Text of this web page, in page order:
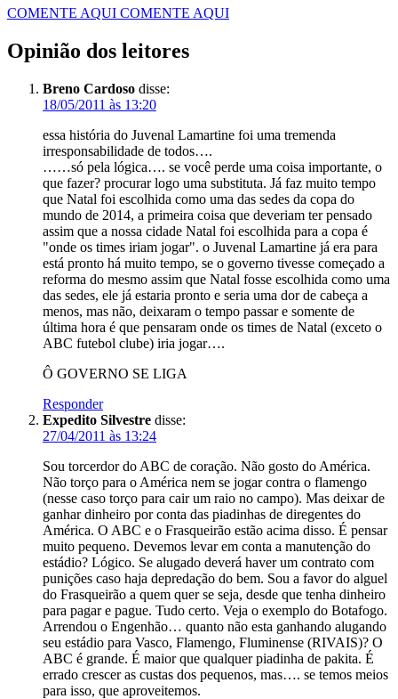
COMENTE AQUI COMENTE AQUI
Opinião dos leitores
Breno Cardoso disse:
18/05/2011 às 13:20
essa história do Juvenal Lamartine foi uma tremenda
irresponsabilidade de todos….
……só pela lógica…. se você perde uma coisa importante, o
que fazer? procurar logo uma substituta. Já faz muito tempo
que Natal foi escolhida como uma das sedes da copa do
mundo de 2014, a primeira coisa que deveriam ter pensado
assim que a nossa cidade Natal foi escolhida para a copa é
"onde os times iriam jogar". o Juvenal Lamartine já era para
está pronto há muito tempo, se o governo tivesse começado a
reforma do mesmo assim que Natal fosse escolhida como uma
das sedes, ele já estaria pronto e seria uma dor de cabeça a
menos, mas não, deixaram o tempo passar e somente de
última hora é que pensaram onde os times de Natal (exceto o
ABC futebol clube) iria jogar….
Ô GOVERNO SE LIGA
Responder
Expedito Silvestre disse:
27/04/2011 às 13:24
Sou torcerdor do ABC de coração. Não gosto do América.
Não torço para o América nem se jogar contra o flamengo
(nesse caso torço para cair um raio no campo). Mas deixar de
ganhar dinheiro por conta das piadinhas de diregentes do
América. O ABC e o Frasqueirão estão acima disso. É pensar
muito pequeno. Devemos levar em conta a manutenção do
estádio? Lógico. Se alugado deverá haver um contrato com
punições caso haja depredação do bem. Sou a favor do alguel
do Frasqueirão a quem quer se seja, desde que tenha dinheiro
para pagar e pague. Tudo certo. Veja o exemplo do Botafogo.
Arrendou o Engenhão… quanto não esta ganhando alugando
seu estádio para Vasco, Flamengo, Fluminense (RIVAIS)? O
ABC é grande. É maior que qualquer piadinha de pakita. É
errado crescer as custas dos pequenos, mas…. se temos meios
para isso, que aproveitemos.